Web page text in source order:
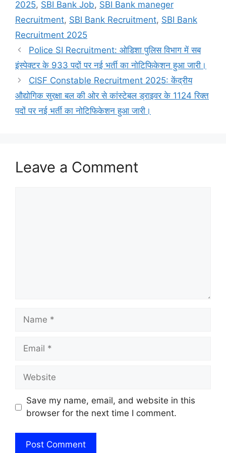
2025, SBI Bank Job, SBI Bank maneger
Recruitment, SBI Bank Recruitment, SBI Bank
Recruitment 2025
Police SI Recruitment: ओडिशा पुलिस विभाग में सब
इंस्पेक्टर के 933 पदों पर नई भर्ती का नोटिफिकेशन हुआ जारी।
CISF Constable Recruitment 2025: केंद्रीय
औद्योगिक सुरक्षा बल की ओर से कांस्टेबल ड्राइवर के 1124 रिक्त
पदों पर नई भर्ती का नोटिफिकेशन हुआ जारी।
Leave a Comment
Name
Email
Website
Save my name, email, and website in this
browser for the next time I comment.